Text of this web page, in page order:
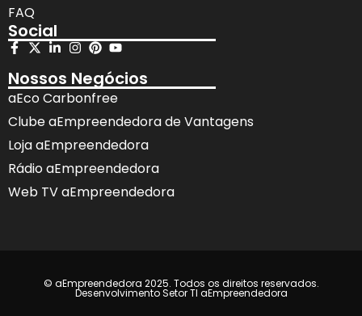
FAQ
Social
Nossos Negócios
aEco Carbonfree
Clube aEmpreendedora de Vantagens
Loja aEmpreendedora
Rádio aEmpreendedora
Web TV aEmpreendedora
© aEmpreendedora 2025. Todos os direitos reservados.
Desenvolvimento Setor TI aEmpreendedora